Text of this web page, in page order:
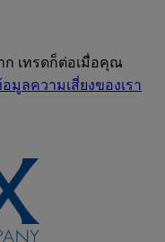
ก เทรดก็ต่อเมื่อคุณ
อมูลความเสี่ยงของเรา